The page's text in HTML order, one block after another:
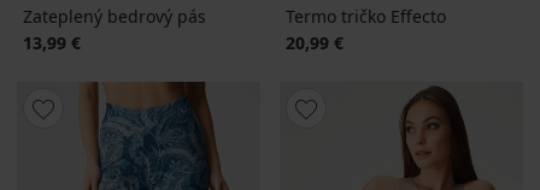
Zateplený bedrový pás
13,99 €
Termo tričko Effecto
20,99 €